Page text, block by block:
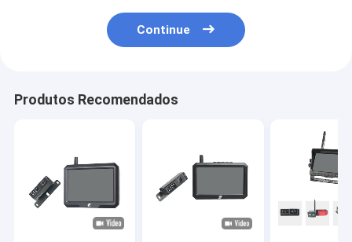
Continue
Produtos Recomendados